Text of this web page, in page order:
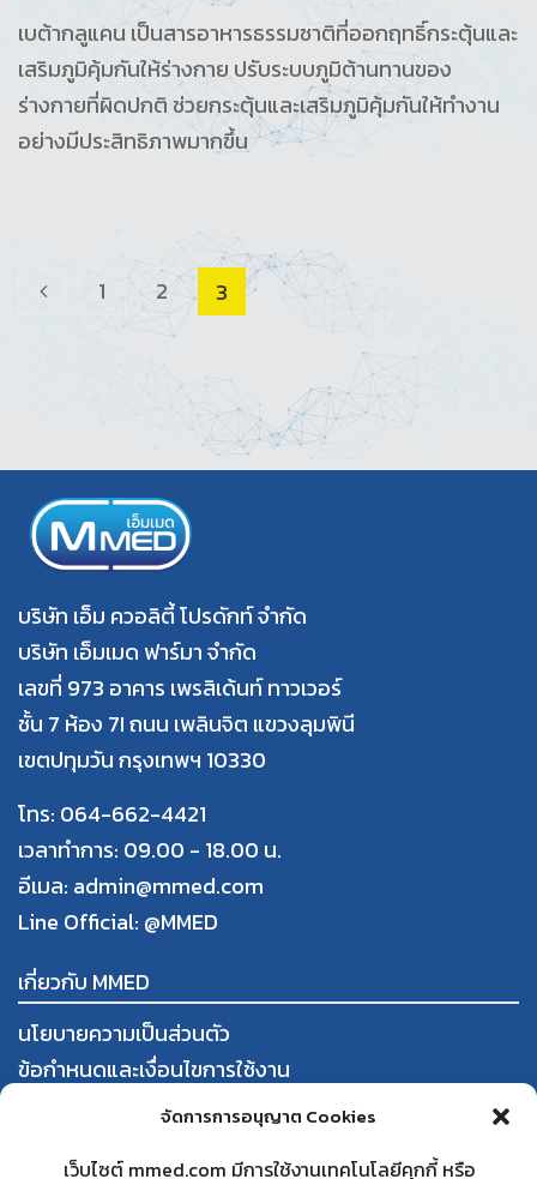
จัดการการอนุญาต Cookies
เว็บไซต์ mmed.com มีการใช้งานเทคโนโลยีคุกกี้ หรือ
เบต้ากลูแคน เป็นสารอาหารธรรมชาติที่ออกฤทธิ์กระตุ้นและ
เสริมภูมิคุ้มกันให้ร่างกาย ปรับระบบภูมิต้านทานของ
ร่างกายที่ผิดปกติ ช่วยกระตุ้นและเสริมภูมิคุ้มกันให้ทำงาน
อย่างมีประสิทธิภาพมากขึ้น
<
1 2 3
บริษัท เอ็ม ควอลิตี้ โปรดักท์ จำกัด
บริษัท เอ็มเมด ฟาร์มา จำกัด
เลขที่ 973 อาคาร เพรสิเด้นท์ ทาวเวอร์
ชั้น 7 ห้อง 7I ถนน เพลินจิต แขวงลุมพินี
เขตปทุมวัน กรุงเทพฯ 10330
โทร: 064-662-4421
เวลาทำการ: 09.00 - 18.00 น.
อีเมล: admin@mmed.com
Line Official: @MMED
เกี่ยวกับ MMED
นโยบายความเป็นส่วนตัว
ข้อกำหนดและเงื่อนไขการใช้งาน
การสั่งซื้อและชำระสินค้า